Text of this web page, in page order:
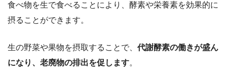
食べ物を生で食べることにより、酵素や栄養素を効果的に
摂ることができます。
生の野菜や果物を摂取することで、 代謝酵素の働きが盛ん
になり、老廃物の排出を促します。